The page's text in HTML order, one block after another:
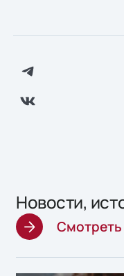
Новости,
Смотреть